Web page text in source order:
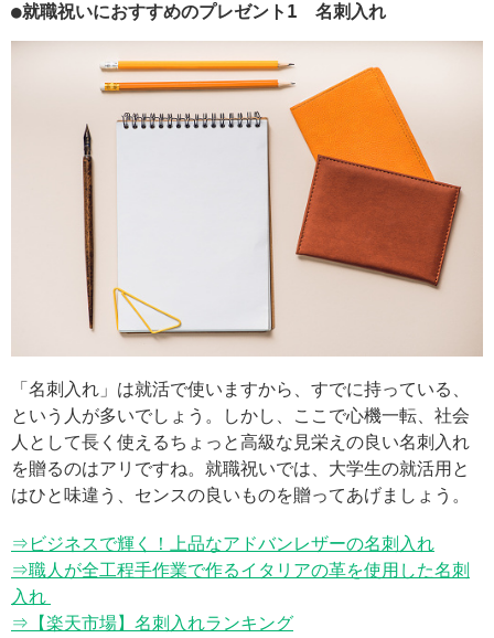
●就職祝いにおすすめのプレゼント1 名刺入れ
「名刺入れ」は就活で使いますから、すでに持っている、
という人が多いでしょう。しかし、ここで心機一転、社会
人として長く使えるちょっと高級な見栄えの良い名刺入れ
を贈るのはアリですね。就職祝いでは、大学生の就活用と
はひと味違う、センスの良いものを贈ってあげましょう。
⇒ビジネスで輝く！上品なアドバンレザーの名刺入れ
⇒職人が全工程手作業で作るイタリアの革を使用した名刺
入れ
⇒【楽天市場】名刺入れランキング